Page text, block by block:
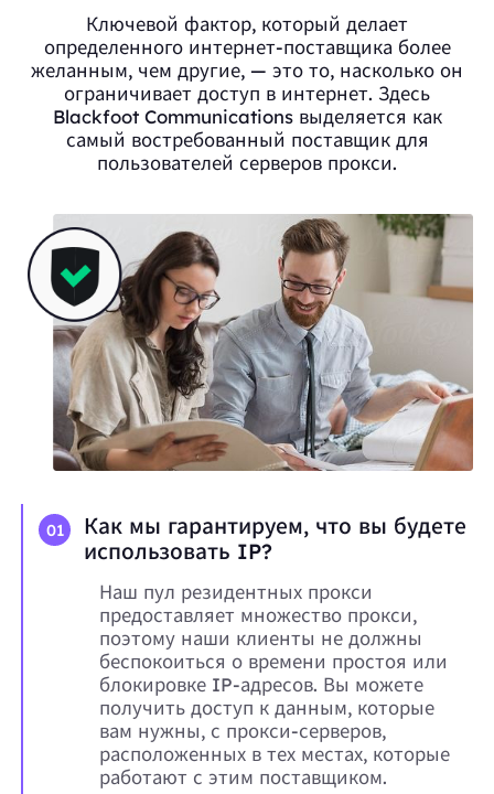
Ключевой фактор, который делает
определенного интернет-поставщика более
желанным, чем другие, — это то, насколько он
ограничивает доступ в интернет. Здесь
Blackfoot Communications выделяется как
самый востребованный поставщик для
пользователей серверов прокси.
01
Как мы гарантируем, что вы будете
использовать IP?
Наш пул резидентных прокси
предоставляет множество прокси,
поэтому наши клиенты не должны
беспокоиться о времени простоя или
блокировке IP-адресов. Вы можете
получить доступ к данным, которые
вам нужны, с прокси-серверов,
расположенных в тех местах, которые
работают с этим поставщиком.